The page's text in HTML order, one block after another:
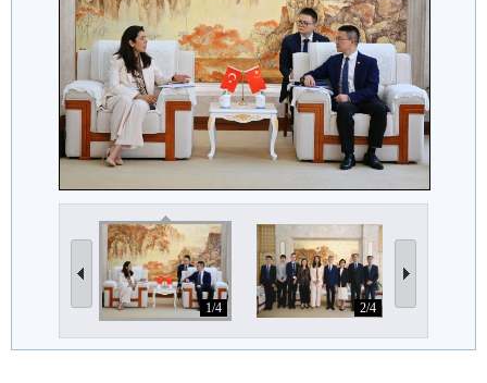
1/4 2/4